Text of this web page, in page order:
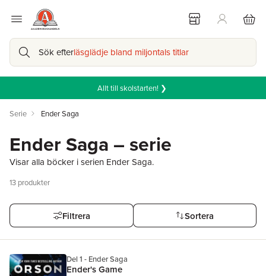
Sök efterläsglädje bland miljontals titlar
Allt till skolstarten! ❯
Serie Ender Saga
Ender Saga – serie
Visar alla böcker i serien Ender Saga.
13 produkter
Filtrera Sortera
Del 1 - Ender Saga
Ender's Game